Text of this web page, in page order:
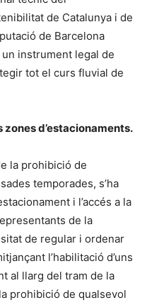
de Catalunya i de
de Barcelona
instrument legal de
tot el curs fluvial de
d’estacionaments.
la prohibició de
temporades, s’ha
i l’accés a la
de la
de regular i ordenar
l’habilitació d’uns
al llarg del tram de la
prohibició de qualsevol